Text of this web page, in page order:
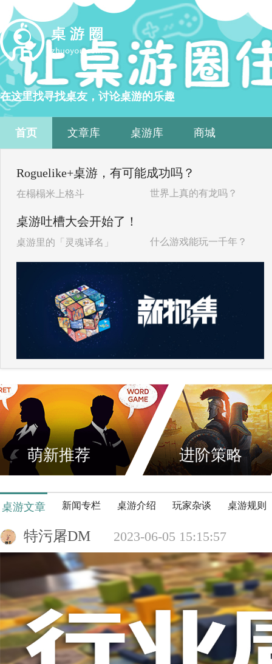
在这里找寻找桌友，讨论桌游的乐趣
首页 文章库 桌游库 商城
Roguelike+桌游，有可能成功吗？
在榻榻米上格斗 世界上真的有龙吗？
桌游吐槽大会开始了！
桌游里的「灵魂译名」 什么游戏能玩一千年？
萌新推荐 进阶策略
桌游文章 新闻专栏 桌游介绍 玩家杂谈 桌游规则
特污屠DM 2023-06-05 15:15:57